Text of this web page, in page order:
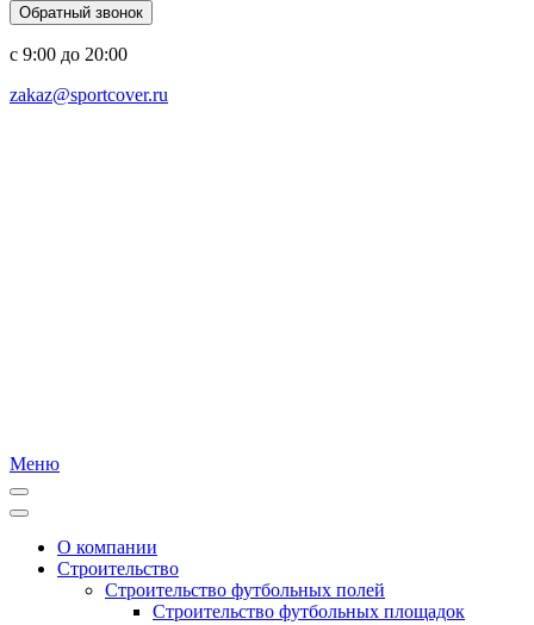
Обратный звонок
с 9:00 до 20:00
zakaz@sportcover.ru
Меню
О компании
Строительство
Строительство футбольных полей
Строительство футбольных площадок